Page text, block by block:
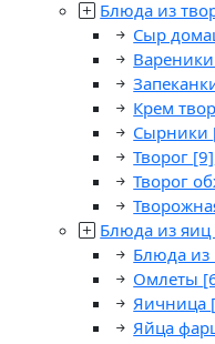
Блюда из
Сыр
Вареники
Крем
Сырники
Творог [9]
Творог
Блюда из яиц
Блюда из
Омлеты
Яичница
Яйца